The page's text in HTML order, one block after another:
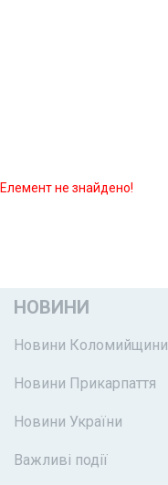
Елемент не знайдено!
НОВИНИ
Новини Коломийщини
Новини Прикарпаття
Новини України
Важливі події